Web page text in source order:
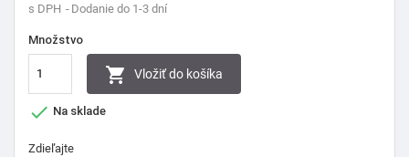
s DPH Dodanie do 1-3 dní
Množstvo
 Vložiť do košíka
 Na sklade
Zdieľajte